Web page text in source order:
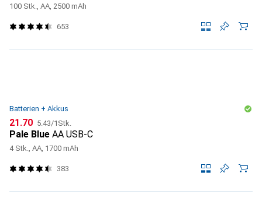
100 Stk., AA, 2500 mAh
653
Batterien + Akkus
CHF
21.70 CHF
5.43/1Stk.
Pale Blue AA USB-C
4 Stk., AA, 1700 mAh
383